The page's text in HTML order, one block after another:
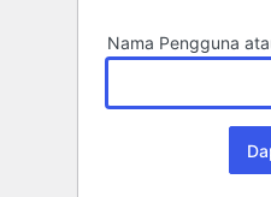
Nama Pengguna